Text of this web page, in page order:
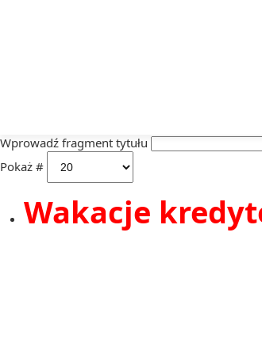
Wprowadź fragment tytułu
Pokaż #
Wakacje